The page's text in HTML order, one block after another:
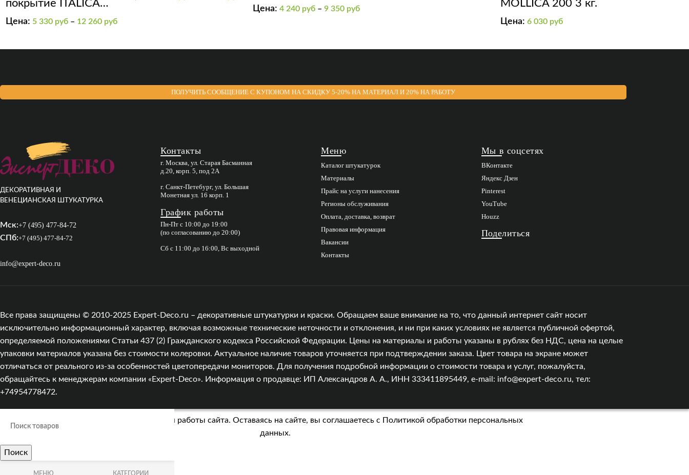
покрытие ITALICA
SOFT
Цена: 5 330 руб – 12 260 руб
мерцающий бисер
Цена:4 240 руб – 9 350 руб
MOLLICA 200 3 кг.
Цена: 6 030 руб
ПОЛУЧИТЬ СООБЩЕНИЕ С КУПОНОМ НА СКИДКУ 5-20% НА МАТЕРИАЛ И 20% НА РАБОТУ
ДЕКОРАТИВНАЯ И
ВЕНЕЦИАНСКАЯ ШТУКАТУРКА
Мск:+7 (495) 477-84-72
СПб:+7 (495) 477-84-72
info@expert-deco.ru
Контакты
г. Москва, ул. Старая Басманная
д.20, корп. 5, под 2А
г. Санкт-Петебург, ул. Большая
Монетная ул. 16 корп. 1
График работы
Пн-Пт с 10:00 до 19:00
(по согласованию до 20:00)
Сб с 11:00 до 16:00, Вс выходной
Меню
Каталог штукатурок
Материалы
Прайс на услуги нанесения
Регионы обслуживания
Оплата, доставка, возврат
Правовая информация
Вакансии
Контакты
Мы в соцсетях
ВКонтакте
Яндекс Дзен
Pinterest
YouTube
Houzz
Поделиться
Все права защищены © 2010-2025 Expert-Deco.ru – декоративные штукатурки и краски. Обращаем ваше внимание на то, что данный интернет сайт носит
исключительно информационный характер, включая возможные технические неточности и отклонения, и ни при каких условиях не является публичной офертой,
определяемой положениями Статьи 437 (2) Гражданского кодекса Российской Федерации. Цены на материалы и работы указаны в рублях без НДС, цена на целые
упаковки материалов указана без стоимости колеровки. Актуальное наличие товаров уточняется при подтверждении заказа. Цвет товара на экране может
отличаться от реального из‑за особенностей цветопередачи мониторов. Для получения подробной информации о стоимости товара и услуг, пожалуйста,
обращайтесь к менеджерам компании «Expert-Deco». Информация о продавце: ИП Александров А. А., ИНН 333411895449, e-mail: info@expert-deco.ru, тел:
+74954778472.
Поиск
МЕНЮ КАТЕГОРИИ
Мы используем cookies для улучшения работы сайта. Оставаясь на сайте, вы соглашаетесь с Политикой обработки персональных
данных.
Больше информации